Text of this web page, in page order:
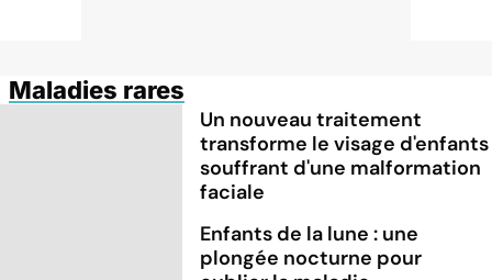
Maladies rares
Un nouveau traitement
transforme le visage d'enfants
souffrant d'une malformation
faciale
Enfants de la lune : une
plongée nocturne pour